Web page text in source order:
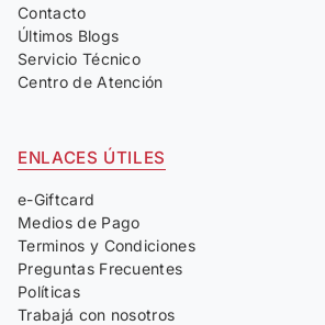
Contacto
Últimos Blogs
Servicio Técnico
Centro de Atención
ENLACES ÚTILES
e-Giftcard
Medios de Pago
Terminos y Condiciones
Preguntas Frecuentes
Políticas
Trabajá con nosotros